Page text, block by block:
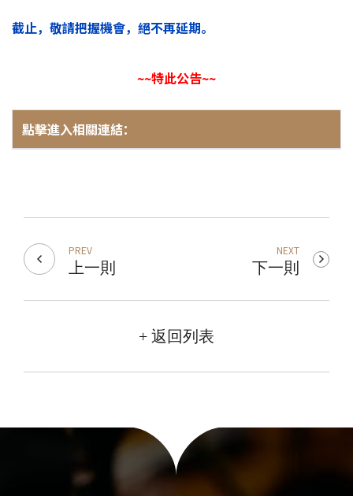
截止，敬請把握機會，絕不再延期。
~~特此公告~~
點擊進入相關連結：
PREV
上一則
NEXT
下一則
+ 返回列表